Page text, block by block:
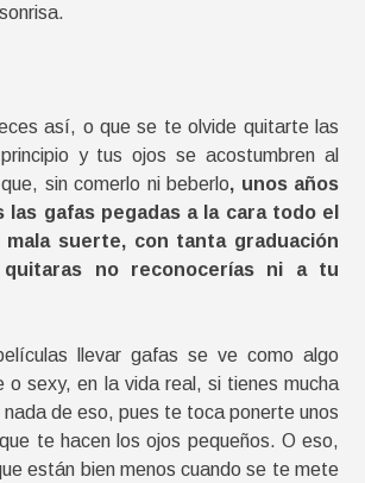
así, o que se te olvide quitarte las
y tus ojos se acostumbren al
sin comerlo ni beberlo, unos años
las gafas pegadas a la cara todo el
suerte, con tanta graduación
no reconocerías ni a tu
llevar gafas se ve como algo
o sexy, en la vida real, si tienes mucha
nada de eso, pues te toca ponerte unos
te hacen los ojos pequeños. O eso,
están bien menos cuando se te mete